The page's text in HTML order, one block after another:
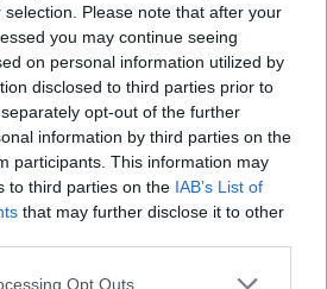
Please note that after your
you may continue seeing
on personal information utilized by
disclosed to third parties prior to
opt-out of the further
information by third parties on the
participants. This information may
to third parties on the IAB’s List of
that may further disclose it to other
Opt Outs
cikkei